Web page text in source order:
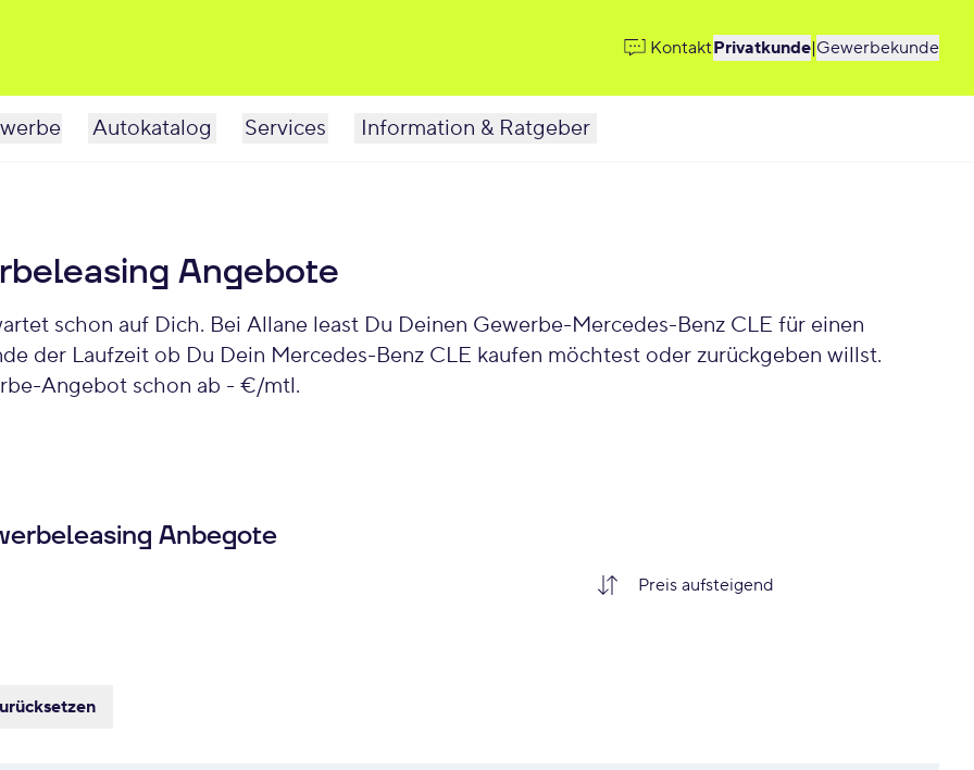
KontaktPrivatkunde|Gewerbekunde
Autokatalog Services Information & Ratgeber
Angebote
der Laufzeit ob Du Dein Mercedes-Benz CLE kaufen möchtest oder zurückgeben willst.
Angebot schon ab - €/mtl.
Anbegote